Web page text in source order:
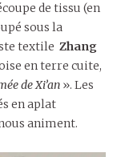
de tissu (en
sous la
textile Zhang
en terre cuite,
de Xi’an ». Les
en aplat
animent.